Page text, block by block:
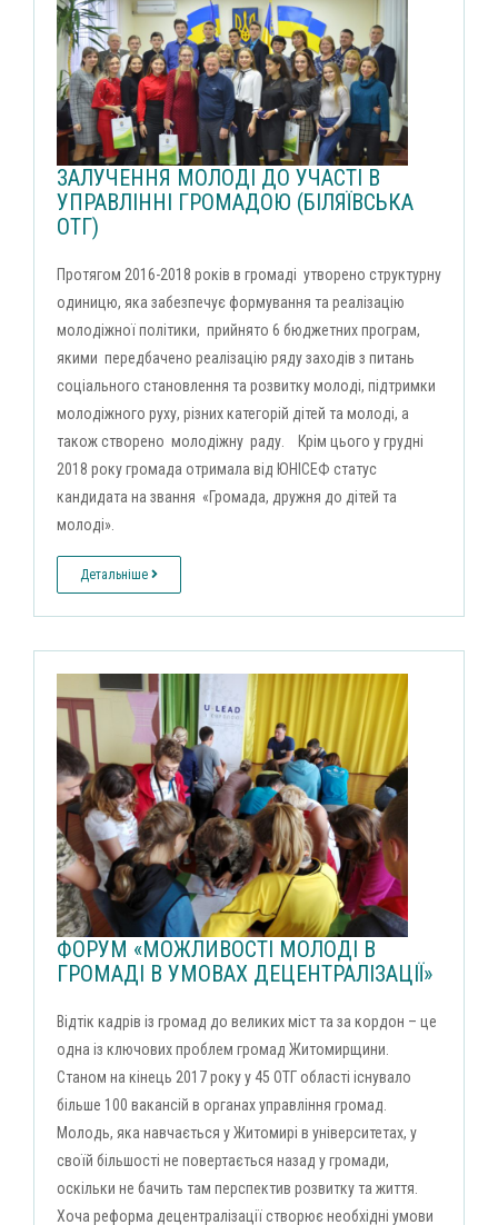
ЗАЛУЧЕННЯ МОЛОДІ ДО УЧАСТІ В
УПРАВЛІННІ ГРОМАДОЮ (БІЛЯЇВСЬКА
ОТГ)
Протягом 2016-2018 років в громаді утворено структурну
одиницю, яка забезпечує формування та реалізацію
молодіжної політики, прийнято 6 бюджетних програм,
якими передбачено реалізацію ряду заходів з питань
соціального становлення та розвитку молоді, підтримки
молодіжного руху, різних категорій дітей та молоді, а
також створено молодіжну раду. Крім цього у грудні
2018 року громада отримала від ЮНІСЕФ статус
кандидата на звання «Громада, дружня до дітей та
молоді».
Детальніше
ФОРУМ «МОЖЛИВОСТІ МОЛОДІ В
ГРОМАДІ В УМОВАХ ДЕЦЕНТРАЛІЗАЦІЇ»
Відтік кадрів із громад до великих міст та за кордон – це
одна із ключових проблем громад Житомирщини.
Станом на кінець 2017 року у 45 ОТГ області існувало
більше 100 вакансій в органах управління громад.
Молодь, яка навчається у Житомирі в університетах, у
своїй більшості не повертається назад у громади,
оскільки не бачить там перспектив розвитку та життя.
Хоча реформа децентралізації створює необхідні умови